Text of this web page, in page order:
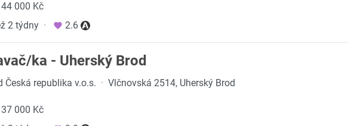
000 Kč
2 týdny · 2.6
ka - Uherský Brod
Česká republika v.o.s. · Vlčnovská 2514, Uherský Brod
000 Kč